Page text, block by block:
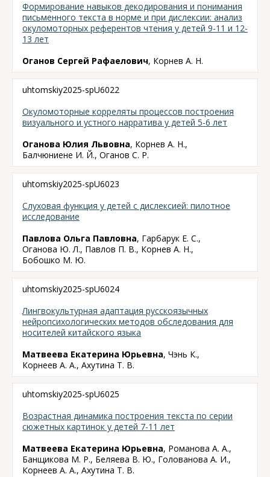
Формирование навыков декодирования и понимания
письменного текста в норме и при дислексии: анализ
окуломоторных референтов чтения у детей 9-11 и 12-
13 лет
Оганов Сергей Рафаелович, Корнев А. Н.
uhtomskiy2025-spU6022
Окуломоторные корреляты процессов построения
визуального и устного нарратива у детей 5-6 лет
Оганова Юлия Львовна, Корнев А. Н.,
Балчюниене И. Й., Оганов С. Р.
uhtomskiy2025-spU6023
Слуховая функция у детей с дислексией: пилотное
исследование
Павлова Ольга Павловна, Гарбарук Е. С.,
Оганова Ю. Л., Павлов П. В., Корнев А. Н.,
Бобошко М. Ю.
uhtomskiy2025-spU6024
Лингвокультурная адаптация русскоязычных
нейропсихологических методов обследования для
носителей китайского языка
Матвеева Екатерина Юрьевна, Чэнь К.,
Корнеев А. А., Ахутина Т. В.
uhtomskiy2025-spU6025
Возрастная динамика построения текста по серии
сюжетных картинок у детей 7-11 лет
Матвеева Екатерина Юрьевна, Романова А. А.,
Банщикова М. Р., Беляева В. Ю., Голованова А. И.,
Корнеев А. А., Ахутина Т. В.